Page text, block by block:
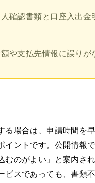
確認書類と口座入出金
や支払先情報に誤りが
る場合は、申請時間を
イントです。公開情報
むのがよい」と案内さ
ビスであっても、書類